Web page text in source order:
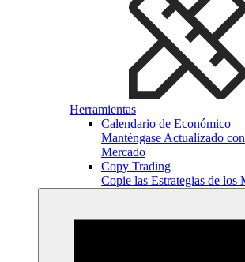
Herramientas
Calendario de Económico
Manténgase Actualizado
Mercado
Copy Trading
Copie las Estrategias de los